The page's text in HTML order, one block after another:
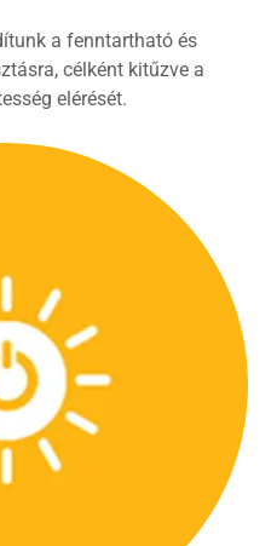
a fenntartható és
célként kitűzve a
elérését.